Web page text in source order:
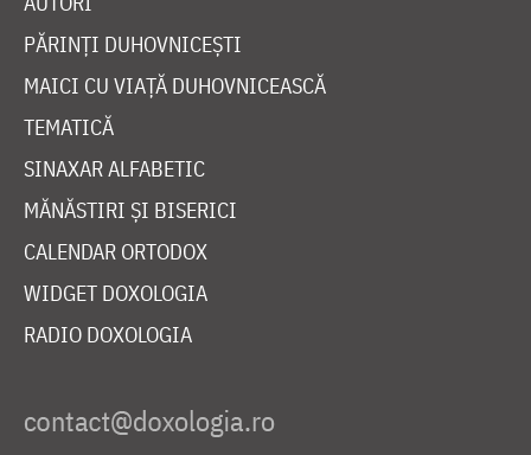
PĂRINȚI DUHOVNICEȘTI
MAICI CU VIAȚĂ DUHOVNICEASCĂ
TEMATICĂ
SINAXAR ALFABETIC
MĂNĂSTIRI ȘI BISERICI
CALENDAR ORTODOX
WIDGET DOXOLOGIA
RADIO DOXOLOGIA